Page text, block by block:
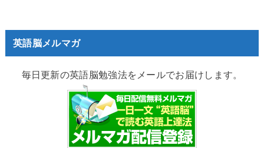
英語脳メルマガ
毎日更新の英語脳勉強法をメールでお届けします。